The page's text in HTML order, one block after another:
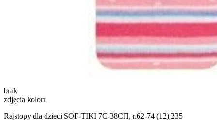
brak
zdjęcia koloru
Rajstopy dla dzieci SOF-TIKI 7С-38СП, r.62-74 (12),235